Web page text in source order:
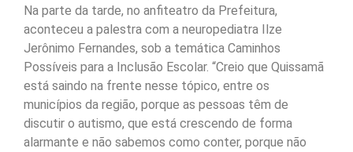
Na parte da tarde, no anfiteatro da Prefeitura,
aconteceu a palestra com a neuropediatra Ilze
Jerônimo Fernandes, sob a temática Caminhos
Possíveis para a Inclusão Escolar. “Creio que Quissamã
está saindo na frente nesse tópico, entre os
municípios da região, porque as pessoas têm de
discutir o autismo, que está crescendo de forma
alarmante e não sabemos como conter, porque não